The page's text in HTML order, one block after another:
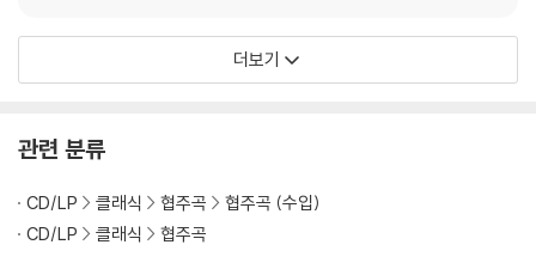
sche Grammopho
더보기
관련 분류
CD/LP 클래식 협주곡
협주곡 (수입)
CD/LP
클래식 협주곡